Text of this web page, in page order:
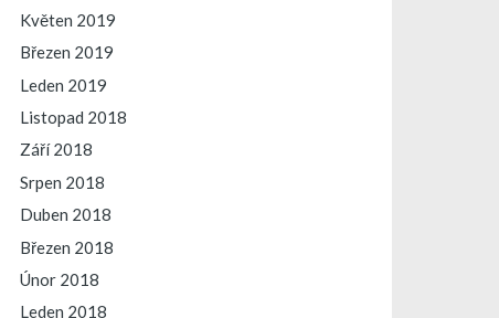
Květen 2019
Březen 2019
Leden 2019
Listopad 2018
Září 2018
Srpen 2018
Duben 2018
Březen 2018
Únor 2018
Leden 2018